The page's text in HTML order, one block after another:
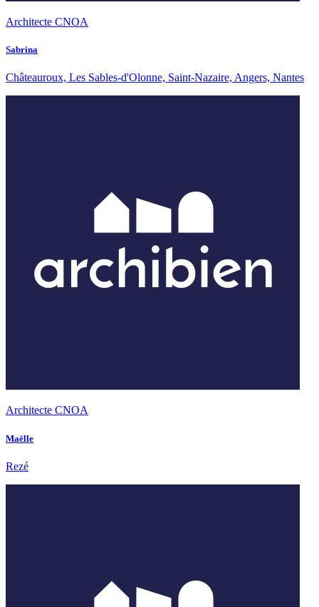
Architecte CNOA
Sabrina
Châteauroux, Les Sables-d'Olonne, Saint-Nazaire, Angers, Nantes
Architecte CNOA
Maëlle
Rezé